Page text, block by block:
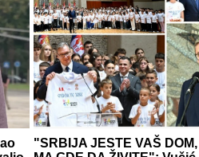
"SRBIJA JESTE VAŠ DOM,